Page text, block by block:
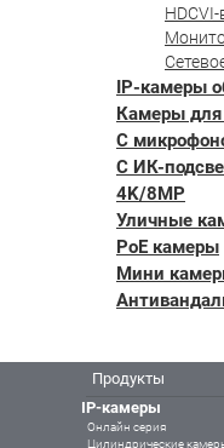
IP-камеры
Камеры
С
С ИК-
4K/8MP
Уличные
PoE камеры
Мини
Продукты
IP-камеры
Онлайн серия
Цилиндрические